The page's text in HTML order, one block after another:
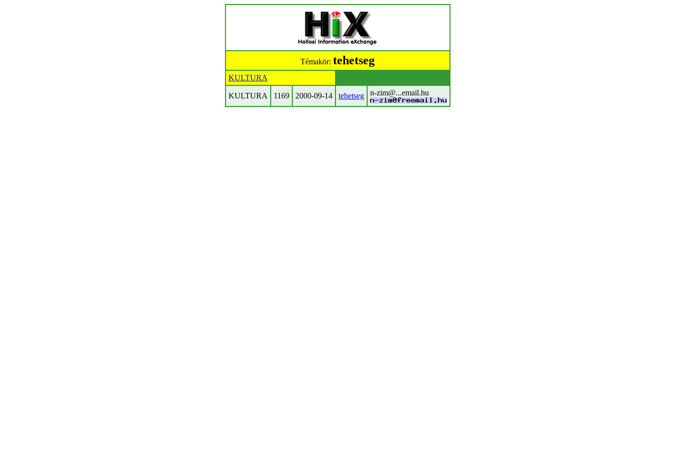
Témakör: tehetseg
KULTURA
KULTURA 1169 2000-09-14 tehetseg n-zim@...email.hu